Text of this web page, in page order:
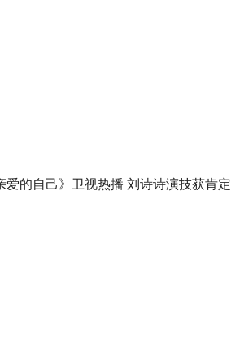
爱的自己》卫视热播 刘诗诗演技获肯定